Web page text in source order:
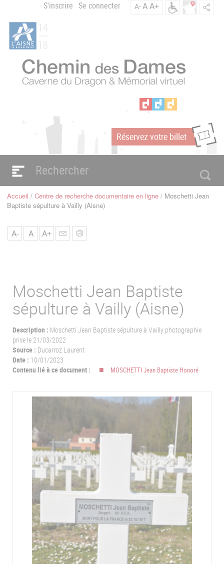
contenu
principal
Menu
du
compte
l'utilisateur
S'inscrire Se connecter A-AA+
i
n
a
m
e
Réservez votre billet
Navigation
principale
Fil
Accueil Centre de recherche documentaire en ligne Moschetti Jean
Baptiste sépulture à Vailly (Aisne)
A- A A+
Moschetti Jean Baptiste
sépulture à Vailly (Aisne)
Description : Moschetti Jean Baptiste sépulture à Vailly photographie
prise le 21/03/2022
Source : Ducarroz Laurent
Date : 10/01/2023
Contenu lié à ce document :
MOSCHETTI Jean Baptiste Honoré